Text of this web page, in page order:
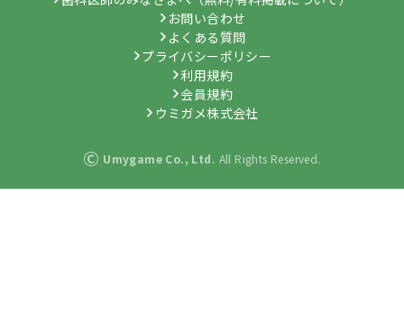
お問い合わせ
よくある質問
プライバシーポリシー
利用規約
会員規約
ウミガメ株式会社
© Umygame Co., Ltd. All Rights Reserved.